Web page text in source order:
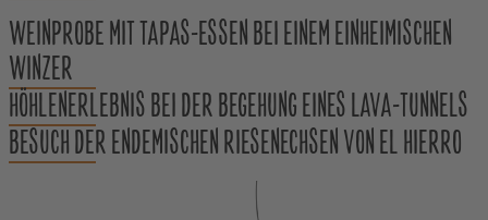
WEINPROBE MIT TAPAS-ESSEN BEI EINEM EINHEIMISCHEN
WINZER
HÖHLENERLEBNIS BEI DER BEGEHUNG EINES LAVA-TUNNELS
BESUCH DER ENDEMISCHEN RIESENECHSEN VON EL HIERRO